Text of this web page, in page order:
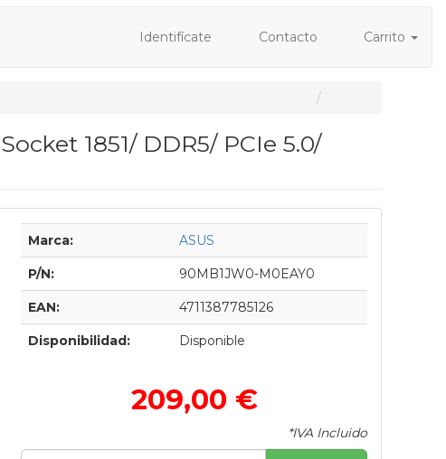
Identifícate Contacto Carrito
1851/ DDR5/ PCIe 5.0/
Marca: ASUS
P/N: 90MB1JW0-M0EAY0
EAN: 4711387785126
Disponibilidad: Disponible
209,00 €
*IVA Incluido